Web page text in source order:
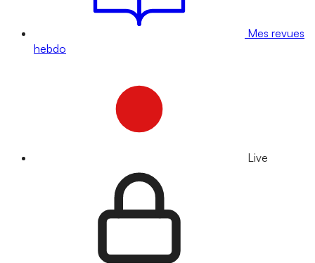
Mes revues
hebdo
Live